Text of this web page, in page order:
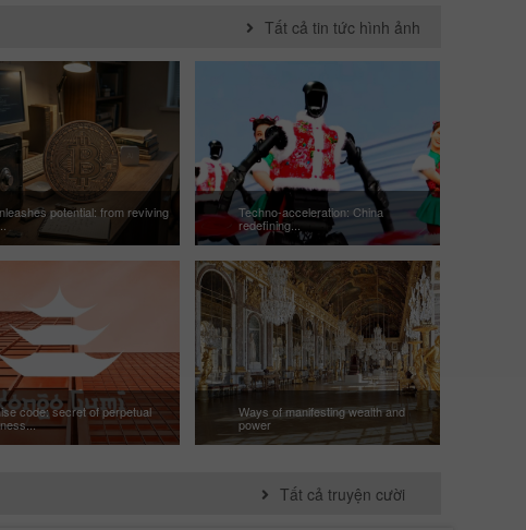
Tất cả tin tức hình ảnh
potential: from reviving
code: secret of perpetual
Techno-acceleration: China
redefining...
Ways of manifesting wealth and
power
Tất cả truyện cười